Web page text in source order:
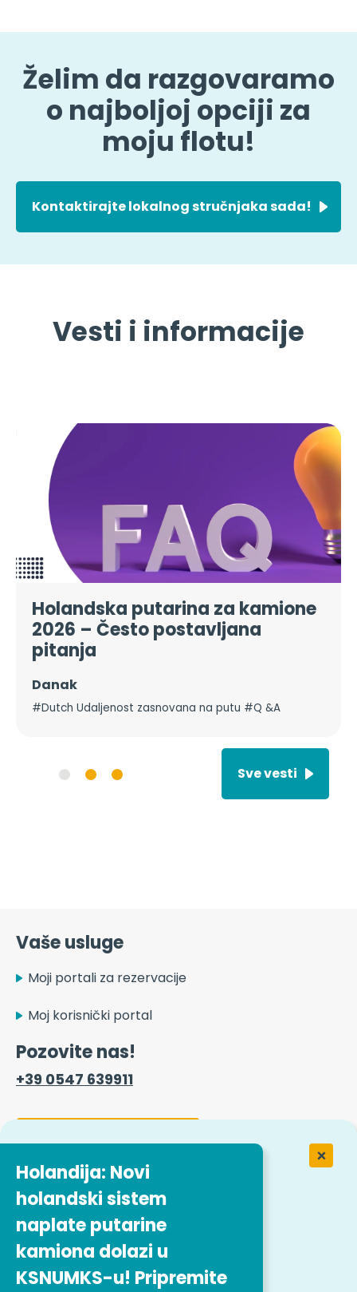
Holandija: Novi
holandski sistem
naplate putarine
kamiona dolazi u
KSNUMKS-u! Pripremite
Želim da razgovaramo
o najboljoj opciji za
moju flotu!
Kontaktirajte lokalnog stručnjaka sada!
Vesti i informacije
Sve vesti
Holandska putarina za kamione
2026 – Često postavljana
pitanja
Danak
#Dutch Udaljenost zasnovana na putu #Q &A
Vaše usluge
Moji portali za rezervacije
Moj korisnički portal
Pozovite nas!
+39 0547 639911
Obrazac za kontakt
Rad u Easitrip transportnim
uslugama
Naše ponude za posao